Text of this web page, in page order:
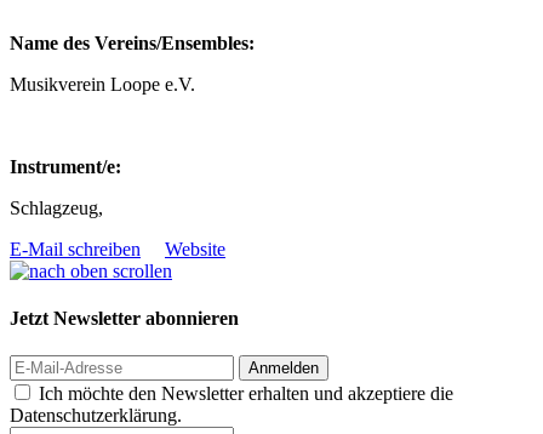
Name des Vereins/Ensembles:
Musikverein Loope e.V.
Instrument/e:
Schlagzeug,
E-Mail schreiben
Website
Jetzt Newsletter abonnieren
Anmelden
Ich möchte den Newsletter erhalten und akzeptiere die
Datenschutzerklärung.